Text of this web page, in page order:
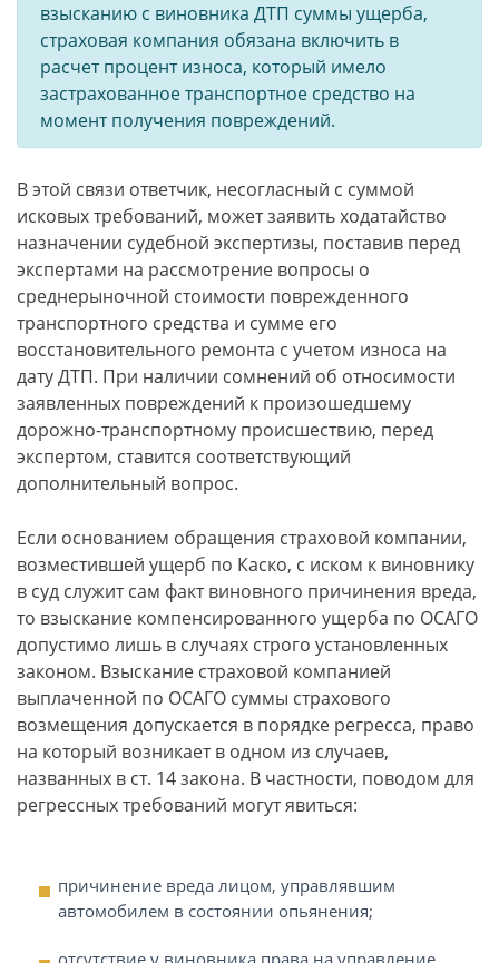
взысканию с виновника ДТП суммы ущерба,
страховая компания обязана включить в
расчет процент износа, который имело
застрахованное транспортное средство на
момент получения повреждений.
В этой связи ответчик, несогласный с суммой
исковых требований, может заявить ходатайство
назначении судебной экспертизы, поставив перед
экспертами на рассмотрение вопросы о
среднерыночной стоимости поврежденного
транспортного средства и сумме его
восстановительного ремонта с учетом износа на
дату ДТП. При наличии сомнений об относимости
заявленных повреждений к произошедшему
дорожно-транспортному происшествию, перед
экспертом, ставится соответствующий
дополнительный вопрос.
Если основанием обращения страховой компании,
возместившей ущерб по Каско, с иском к виновнику
в суд служит сам факт виновного причинения вреда,
то взыскание компенсированного ущерба по ОСАГО
допустимо лишь в случаях строго установленных
законом. Взыскание страховой компанией
выплаченной по ОСАГО суммы страхового
возмещения допускается в порядке регресса, право
на который возникает в одном из случаев,
названных в ст. 14 закона. В частности, поводом для
регрессных требований могут явиться:
причинение вреда лицом, управлявшим
автомобилем в состоянии опьянения;
отсутствие у виновника права на управление